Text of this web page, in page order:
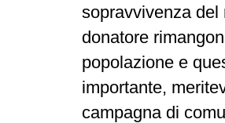
sopravvivenza
donatore
popolazione e
importante,
campagna di